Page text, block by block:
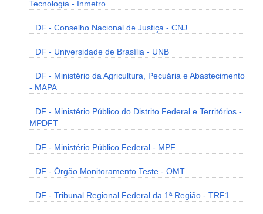
Tecnologia - Inmetro
DF - Conselho Nacional de Justiça - CNJ
DF - Universidade de Brasília - UNB
DF - Ministério da Agricultura, Pecuária e Abastecimento
- MAPA
DF - Ministério Público do Distrito Federal e Territórios -
MPDFT
DF - Ministério Público Federal - MPF
DF - Órgão Monitoramento Teste - OMT
DF - Tribunal Regional Federal da 1ª Região - TRF1